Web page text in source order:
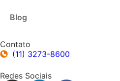
Blog
Contato
(11) 3273-8600
Redes Sociais